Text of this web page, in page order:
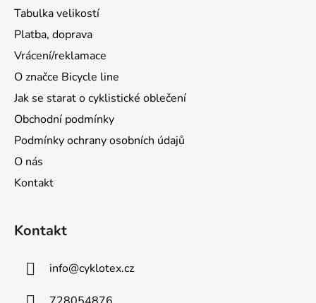
Tabulka velikostí
Platba, doprava
Vrácení/reklamace
O značce Bicycle line
Jak se starat o cyklistické oblečení
Obchodní podmínky
Podmínky ochrany osobních údajů
O nás
Kontakt
Kontakt
info@cyklotex.cz